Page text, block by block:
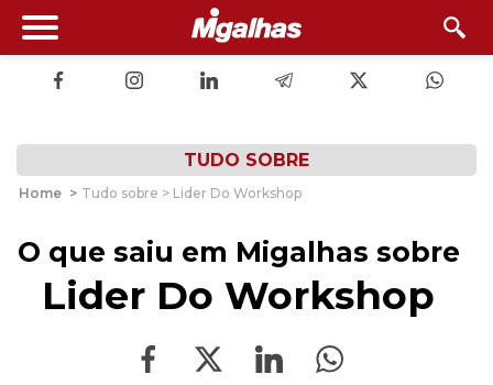
TUDO SOBRE
Home > Tudo sobre > Lider Do Workshop
O que saiu em Migalhas sobre
Lider Do Workshop